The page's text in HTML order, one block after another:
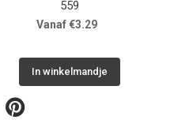
559
Vanaf €3.29
In winkelmandje